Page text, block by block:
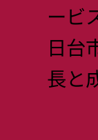
ービ
日台
長と